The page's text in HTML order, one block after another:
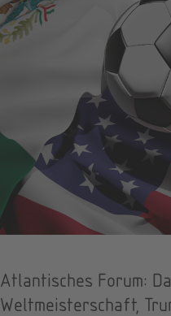
Atlantisches Forum:
Weltmeisterschaft,